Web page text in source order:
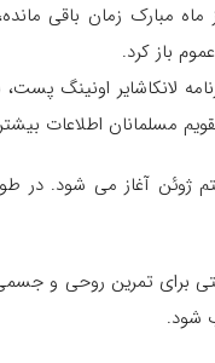
ماه مبارک زمان باقی
باز کرد.
مسلمانان اطلاعات
ژوئن آغاز می شود. در
برای تمرین روحی و
شود.